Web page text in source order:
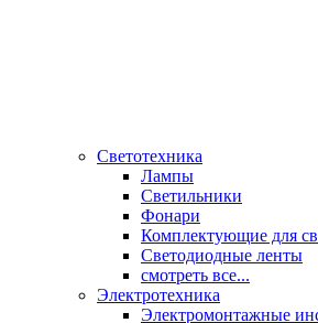
Светотехника
Лампы
Светильники
Фонари
Комплектующие для
Светодиодные ленты
смотреть все...
Электротехника
Электромонтажные